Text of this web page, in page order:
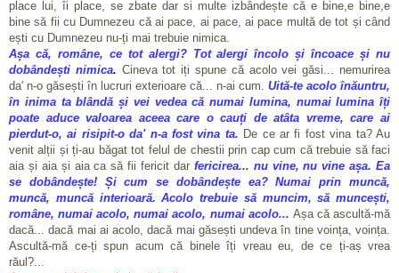
place lui, îi place, se zbate dar si multe izbândește că e bine,e bine,e
bine să fii cu Dumnezeu că ai pace, ai pace, ai pace multă de tot și când
ești cu Dumnezeu nu-ți mai trebuie nimica.
Așa că, române, ce tot alergi? Tot alergi încolo și încoace și nu
dobândești nimica. Cineva tot iți spune că acolo vei găsi... nemurirea
da' n-o găsești în lucruri exterioare că... n-ai cum. Uită-te acolo înăuntru,
în inima ta blândă și vei vedea că numai lumina, numai lumina îți
poate aduce valoarea aceea care o cauți de atâta vreme, care ai
pierdut-o, ai risipit-o da' n-a fost vina ta. De ce ar fi fost vina ta? Au
venit alții și ți-au băgat tot felul de chestii prin cap cum că trebuie să faci
aia și aia și aia ca să fii fericit dar fericirea... nu vine, nu vine așa. Ea
se dobândește! Și cum se dobândește ea? Numai prin muncă,
muncă, muncă interioară. Acolo trebuie să muncim, să muncești,
române, numai acolo, numai acolo, numai acolo... Așa că ascultă-mă
dacă... dacă mai ai acolo, dacă mai găsești undeva în tine voința, voința.
Ascultă-mă ce-ți spun acum că binele îți vreau eu, de ce ți-aș vrea
răul?...